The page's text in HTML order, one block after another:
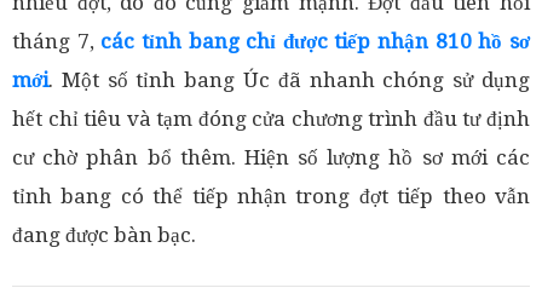
tháng 7, các tỉnh bang chỉ được tiếp nhận 810 hồ sơ
mới. Một số tỉnh bang Úc đã nhanh chóng sử dụng
hết chỉ tiêu và tạm đóng cửa chương trình đầu tư định
cư chờ phân bổ thêm. Hiện số lượng hồ sơ mới các
tỉnh bang có thể tiếp nhận trong đợt tiếp theo vẫn
đang được bàn bạc.